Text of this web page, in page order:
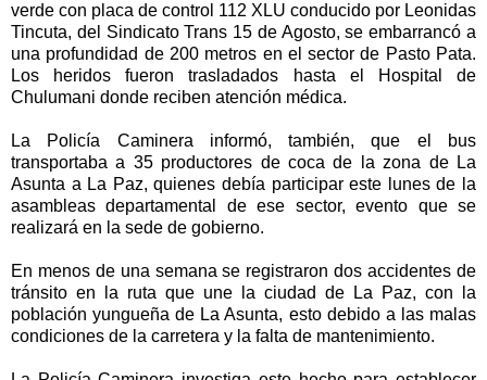
verde con placa de control 112 XLU conducido por Leonidas
Tincuta, del Sindicato Trans 15 de Agosto, se embarrancó a
una profundidad de 200 metros en el sector de Pasto Pata.
Los heridos fueron trasladados hasta el Hospital de
Chulumani donde reciben atención médica.
La Policía Caminera informó, también, que el bus
transportaba a 35 productores de coca de la zona de La
Asunta a La Paz, quienes debía participar este lunes de la
asambleas departamental de ese sector, evento que se
realizará en la sede de gobierno.
En menos de una semana se registraron dos accidentes de
tránsito en la ruta que une la ciudad de La Paz, con la
población yungueña de La Asunta, esto debido a las malas
condiciones de la carretera y la falta de mantenimiento.